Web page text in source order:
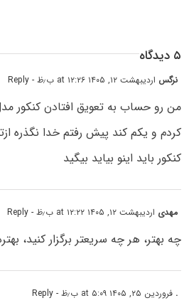
۵ دیدگاه
نرگس اردیبهشت ۱۲, ۱۴۰۵ at ۱۲:۲۶ ب٫ظ - Reply
من رو حساب به تعویق افتادن کنکور
کردم و یکم کند پیش رفتم خدا نگذره
کنکور باید اینو بیاید بیگید
مهدی اردیبهشت ۱۲, ۱۴۰۵ at ۱۲:۲۲ ب٫ظ - Reply
چه بهتر، هر چه سریعتر برگزار کنید،
. فروردین ۲۵, ۱۴۰۵ at ۵:۰۹ ب٫ظ - Reply